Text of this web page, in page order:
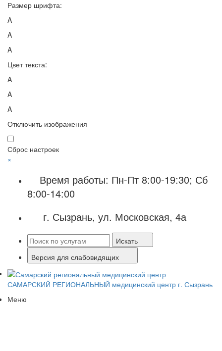
Размер шрифта:
A
A
A
Цвет текста:
A
A
A
Отключить изображения
Сброс настроек
×
Время работы: Пн-Пт 8:00-19:30; Сб
8:00-14:00
г. Сызрань, ул. Московская, 4а
Искать
Версия для слабовидящих
САМАРСКИЙ РЕГИОНАЛЬНЫЙ медицинский центр г. Сызрань
Меню